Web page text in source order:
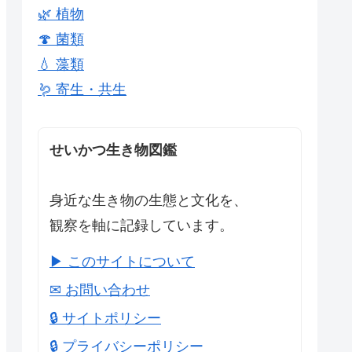
🌿 植物
🍄 菌類
💧 藻類
🪱 寄生・共生
せいかつ生き物図鑑
身近な生き物の生態と文化を、
観察を軸に記録しています。
▶ このサイトについて
✉ お問い合わせ
🔒 サイトポリシー
🔒 プライバシーポリシー